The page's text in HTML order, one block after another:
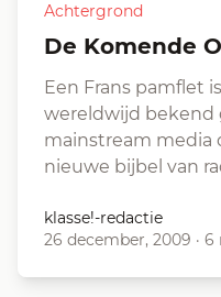
Achtergrond
De Komende
Een Frans pamflet
wereldwijd bekend
mainstream media
nieuwe bijbel van
klasse!-redactie
26 december, 2009 · 6